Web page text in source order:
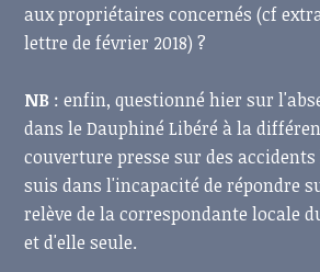
aux propriétaires concernés (cf
lettre de février 2018) ?
NB : enfin, questionné hier sur
dans le Dauphiné Libéré à la
couverture presse sur des
suis dans l'incapacité de répondre
relève de la correspondante locale
et d'elle seule.